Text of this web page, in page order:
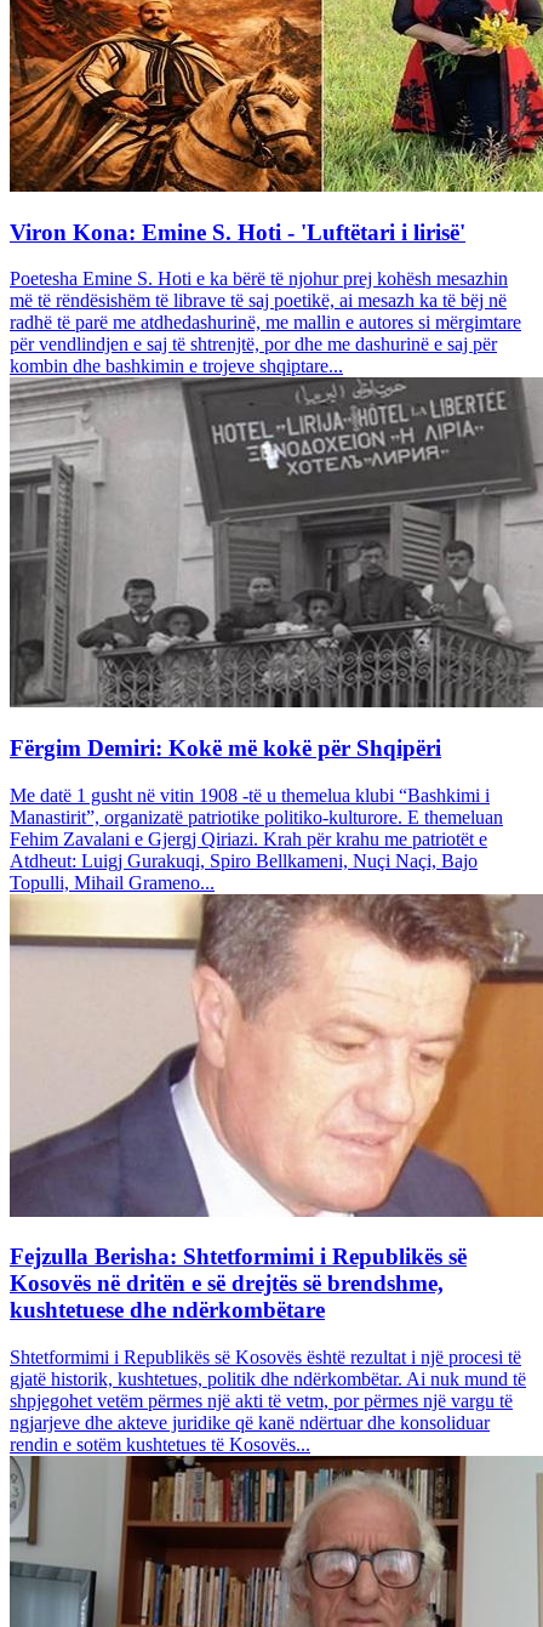
Viron Kona: Emine S. Hoti - 'Luftëtari i lirisë'
Poetesha Emine S. Hoti e ka bërë të njohur prej kohësh mesazhin
më të rëndësishëm të librave të saj poetikë, ai mesazh ka të bëj në
radhë të parë me atdhedashurinë, me mallin e autores si mërgimtare
për vendlindjen e saj të shtrenjtë, por dhe me dashurinë e saj për
kombin dhe bashkimin e trojeve shqiptare...
Fërgim Demiri: Kokë më kokë për Shqipëri
Me datë 1 gusht në vitin 1908 -të u themelua klubi “Bashkimi i
Manastirit”, organizatë patriotike politiko-kulturore. E themeluan
Fehim Zavalani e Gjergj Qiriazi. Krah për krahu me patriotët e
Atdheut: Luigj Gurakuqi, Spiro Bellkameni, Nuçi Naçi, Bajo
Topulli, Mihail Grameno...
Fejzulla Berisha: Shtetformimi i Republikës së
Kosovës në dritën e së drejtës së brendshme,
kushtetuese dhe ndërkombëtare
Shtetformimi i Republikës së Kosovës është rezultat i një procesi të
gjatë historik, kushtetues, politik dhe ndërkombëtar. Ai nuk mund të
shpjegohet vetëm përmes një akti të vetm, por përmes një vargu të
ngjarjeve dhe akteve juridike që kanë ndërtuar dhe konsoliduar
rendin e sotëm kushtetues të Kosovës...